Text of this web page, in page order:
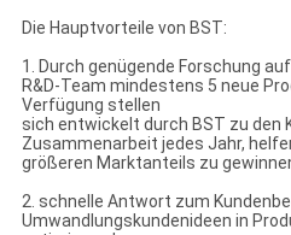
Die Hauptvorteile von BST:
1. Durch genügende Forschung
R&D-Team mindestens 5 neue
Verfügung stellen
sich entwickelt durch BST zu den
Zusammenarbeit jedes Jahr,
größeren Marktanteils zu
2. schnelle Antwort zum
Umwandlungskundenideen in